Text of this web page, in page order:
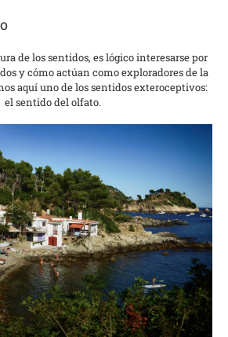
de los sentidos, es lógico interesarse por
y cómo actúan como exploradores de la
aquí uno de los sentidos exteroceptivos:
el sentido del olfato.